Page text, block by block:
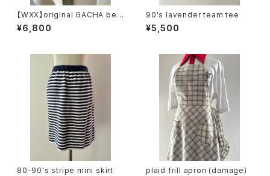
【WXX】original GACHA belt
(khaki)
¥6,800
90's lavender team tee
¥5,500
80-90's stripe mini skirt plaid frill apron (damage)